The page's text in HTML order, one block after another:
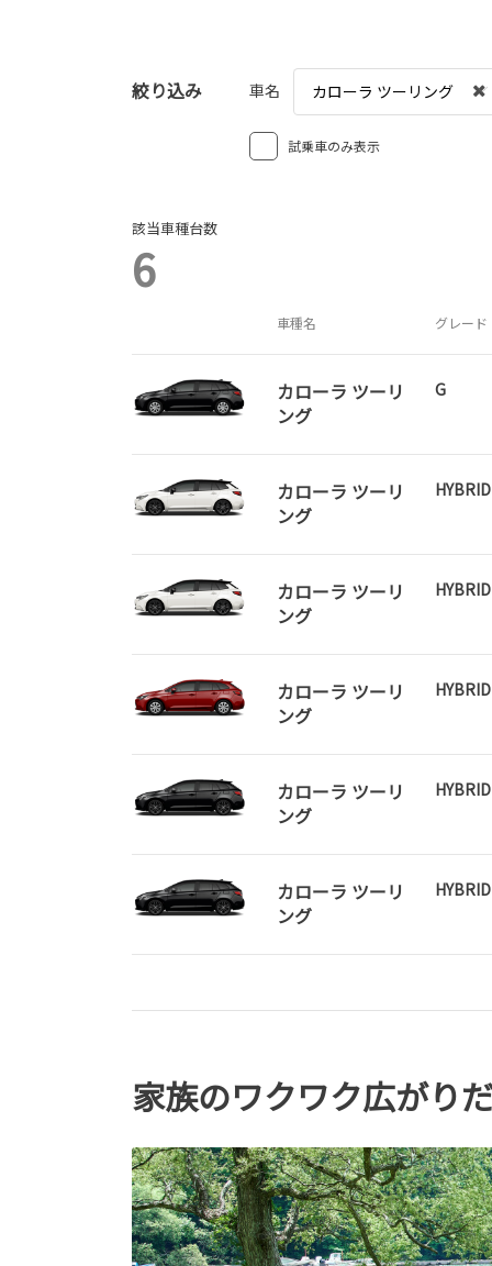
絞り込み 車名 カローラ ツーリング
試乗車のみ表示
該当車種台数
6
車種名 グレード
カローラ ツーリ
ング
G
カローラ ツーリ
ング
カローラ ツーリ
ング
カローラ ツーリ
ング
カローラ ツーリ
ング
カローラ ツーリ
ング
家族のワクワク広がり